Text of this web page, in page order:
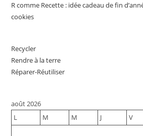
R comme Recette : idée cadeau de fin
cookies
Recycler
Rendre à la terre
Réparer-Réutiliser
août 2026
L
M M J V